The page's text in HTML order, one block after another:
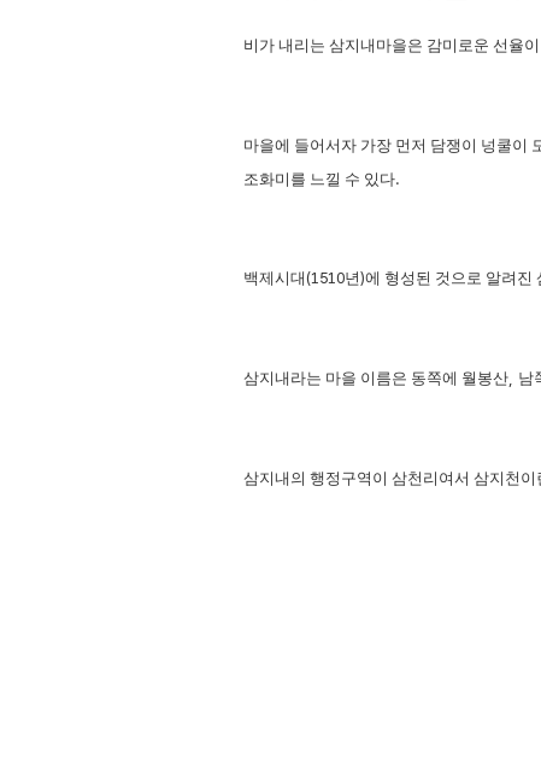
비가 내리는 삼지내마을은 감미로운 선율
마을에 들어서자 가장 먼저 담쟁이 넝쿨이
조화미를 느낄 수 있다.
백제시대 (1510년)에 형성된 것으로 알려진
삼지내라는 마을 이름은 동쪽에 월봉산 남
삼지내의 행정구역이 삼천리여서 삼지천